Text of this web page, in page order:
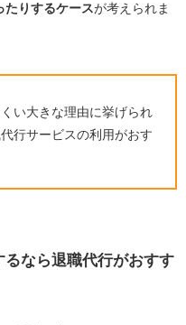
たりするケースが考えられま
い大きな理由に挙げられ
行サービスの利用がおす
るなら退職代行がおすす